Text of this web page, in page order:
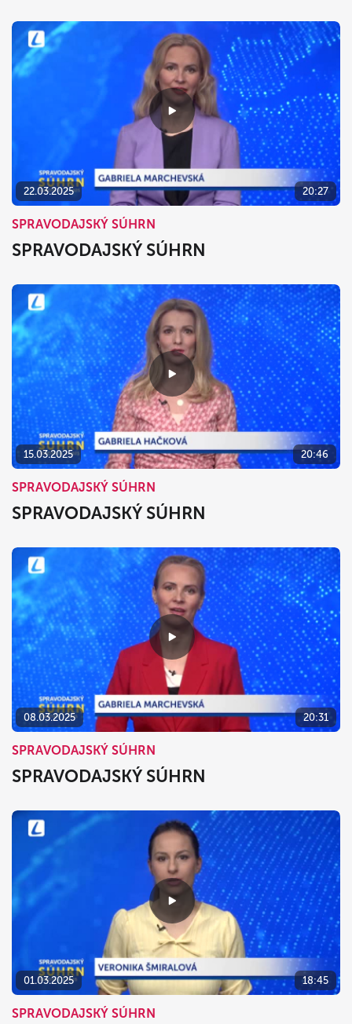
22.03.2025 20:27
SPRAVODAJSKÝ SÚHRN
SPRAVODAJSKÝ SÚHRN
15.03.2025 20:46
SPRAVODAJSKÝ SÚHRN
SPRAVODAJSKÝ SÚHRN
08.03.2025 20:31
SPRAVODAJSKÝ SÚHRN
SPRAVODAJSKÝ SÚHRN
01.03.2025 18:45
SPRAVODAJSKÝ SÚHRN